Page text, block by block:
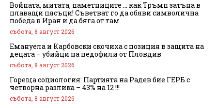
Войната, митата, паметниците … как Тръмп затъна в
плаващи пясъци! Съветват го да обяви символична
победа в Иран и да бяга от там
събота, 8 август 2026
Емануела и Карбовски скочиха с позиция в защита на
децата – убийци на педофили от Пловдив
събота, 8 август 2026
Гореща социология: Партията на Радев бие ГЕРБ с
четворна разлика – 43% на 12 !!!
събота, 8 август 2026